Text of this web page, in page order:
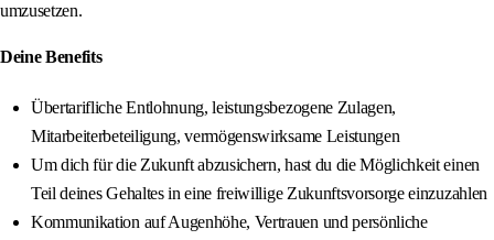
umzusetzen.
Deine Benefits
Übertarifliche Entlohnung, leistungsbezogene Zulagen,
Mitarbeiterbeteiligung, vermögenswirksame Leistungen
Um dich für die Zukunft abzusichern, hast du die Möglichkeit einen
Teil deines Gehaltes in eine freiwillige Zukunftsvorsorge einzuzahlen
Kommunikation auf Augenhöhe, Vertrauen und persönliche